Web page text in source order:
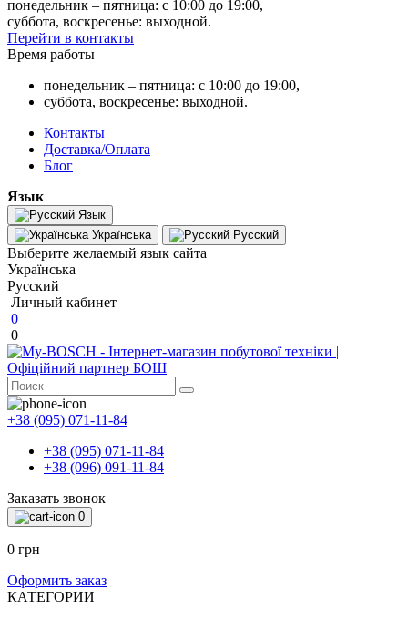
понедельник – пятница: с 10:00 до 19:00,
суббота, воскресенье: выходной.
Перейти в контакты
Время работы
понедельник – пятница: с 10:00 до 19:00,
суббота, воскресенье: выходной.
Контакты
Доставка/Оплата
Блог
Язык
Язык
Українська
Русский
Выберите желаемый язык сайта
Українська
Русский
Личный кабинет
0
0
+38 (095) 071-11-84
+38 (095) 071-11-84
+38 (096) 091-11-84
Заказать звонок
0
0 грн
Оформить заказ
КАТЕГОРИИ